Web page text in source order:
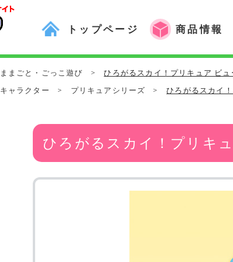
トップページ 商品情報
ままごと・ごっこ遊び >
ひろがるスカイ！プリキュア ビ
キャラクター > プリキュアシリーズ > ひろがるスカイ
ひろがるスカイ！プリキ